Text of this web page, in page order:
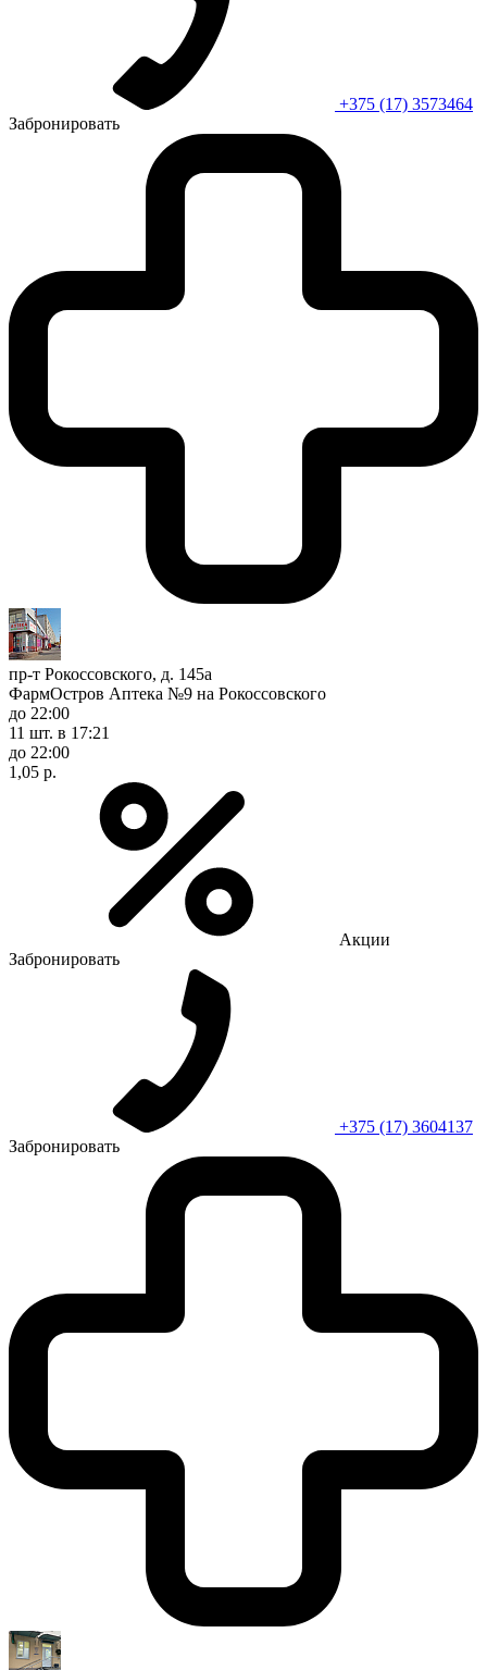
+375 (17) 3573464
Забронировать
пр-т Рокоссовского, д. 145а
ФармОстров Аптека №9 на Рокоссовского
до 22:00
11 шт. в 17:21
до 22:00
1,05 р.
Акции
Забронировать
+375 (17) 3604137
Забронировать